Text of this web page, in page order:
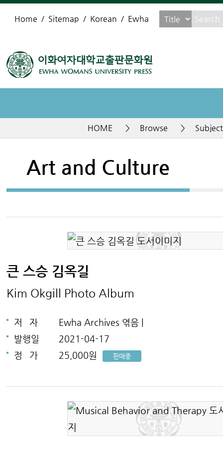
Home Sitemap Korean Ewha
HOME > Browse >
Art and Culture
큰 스승 김옥길
Kim Okgill Photo Album
저 자
Ewha Archives 엮음 |
발행일
2021-04-17
정
가 25,000원 판매중